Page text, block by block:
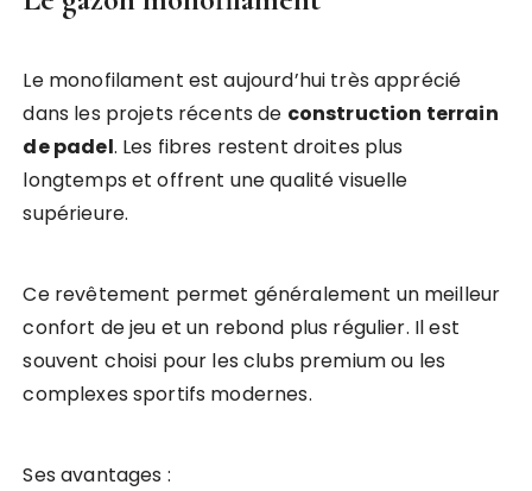
Le monofilament est aujourd’hui très apprécié
dans les projets récents de construction terrain
de padel. Les fibres restent droites plus
longtemps et offrent une qualité visuelle
supérieure.
Ce revêtement permet généralement un meilleur
confort de jeu et un rebond plus régulier. Il est
souvent choisi pour les clubs premium ou les
complexes sportifs modernes.
Ses avantages :